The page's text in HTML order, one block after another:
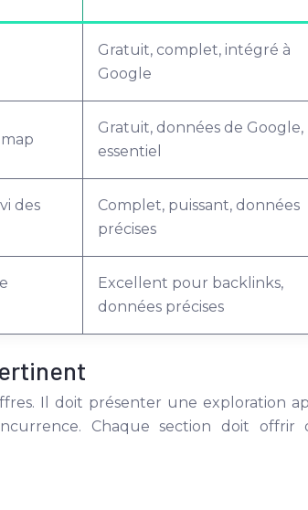
Gratuit, complet, intégré à
Google
Gratuit, données de Google,
essentiel
des
Complet, puissant, données
précises
Excellent pour backlinks,
données précises
Il doit présenter une exploration
Chaque section doit offrir